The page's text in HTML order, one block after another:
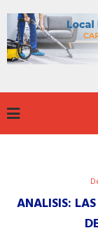
ANALISIS: